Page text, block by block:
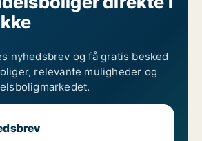
nyhedsbrev og få gratis besked
relevante muligheder og